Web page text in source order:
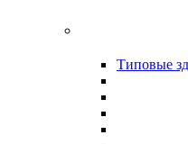
Типовые